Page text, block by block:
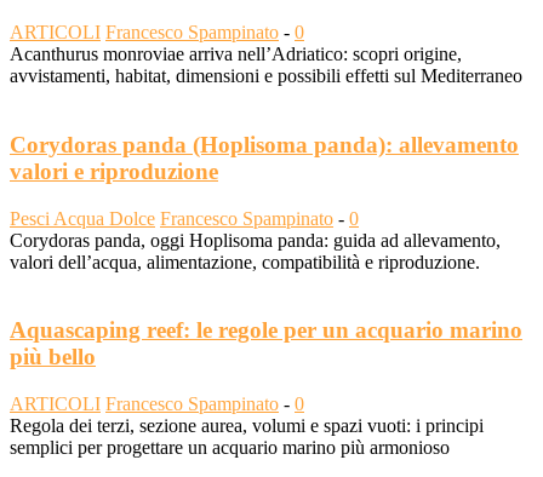
ARTICOLI Francesco Spampinato - 0
Acanthurus monroviae arriva nell’Adriatico: scopri origine,
avvistamenti, habitat, dimensioni e possibili effetti sul Mediterraneo
Corydoras panda (Hoplisoma panda): allevamento
valori e riproduzione
Pesci Acqua Dolce Francesco Spampinato - 0
Corydoras panda, oggi Hoplisoma panda: guida ad allevamento,
valori dell’acqua, alimentazione, compatibilità e riproduzione.
Aquascaping reef: le regole per un acquario marino
più bello
ARTICOLI Francesco Spampinato - 0
Regola dei terzi, sezione aurea, volumi e spazi vuoti: i principi
semplici per progettare un acquario marino più armonioso